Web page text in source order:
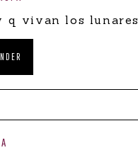
q vivan los lunares